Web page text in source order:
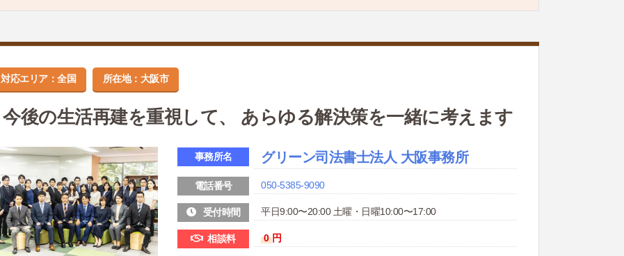
対応エリア：全国 所在地：大阪市
今後の生活再建を重視して、 あらゆる解決策を一緒に考えます
事務所名 グリーン司法書士法人 大阪事務所
電話番号 050-5385-9090
受付時間 平日9:00〜20:00 土曜・日曜10:00〜17:00
相談料 0 円